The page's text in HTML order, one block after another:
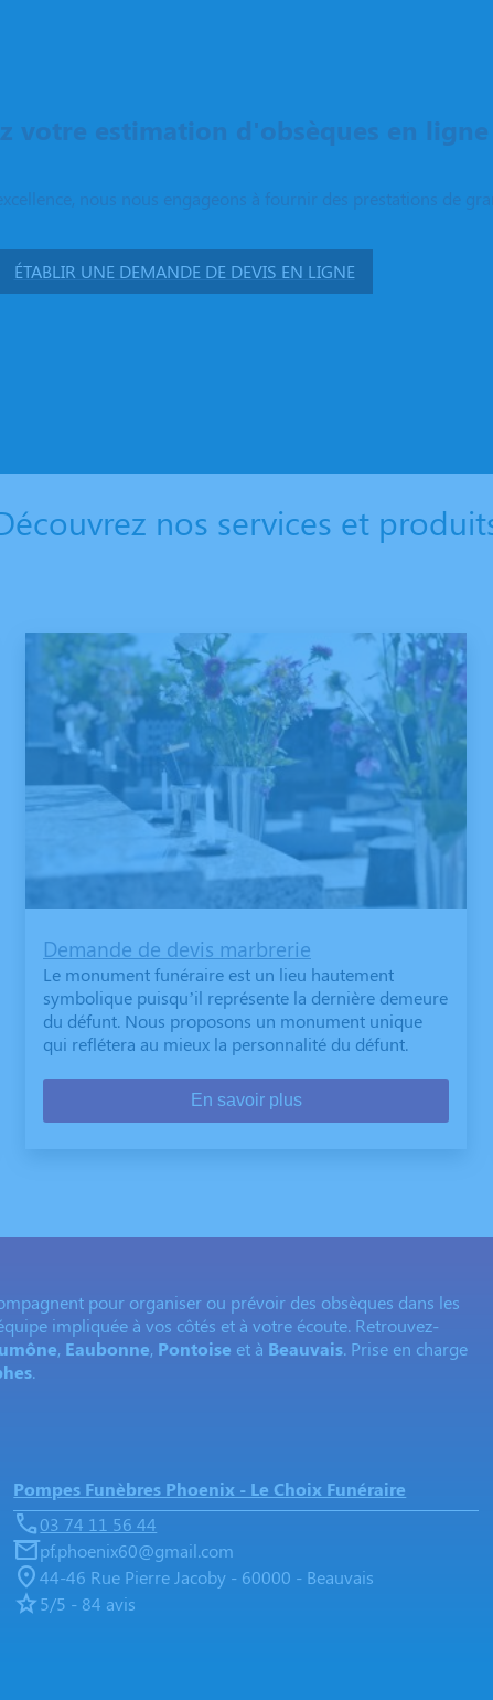
votre estimation d'obsèques en ligne
nous nous engageons à fournir des prestations de
ÉTABLIR UNE DEMANDE DE DEVIS EN LIGNE
nos services et
Demande de devis marbrerie
Le monument funéraire est un lieu hautement
symbolique puisqu’il représente la dernière demeure
du défunt. Nous proposons un monument unique
qui reflétera au mieux la personnalité du défunt.
En savoir plus
pour organiser ou prévoir des obsèques dans les
impliquée à vos côtés et à votre écoute. Retrouvez-
, Eaubonne, Pontoise et à Beauvais. Prise en charge
.
Pompes Funèbres Phoenix - Le Choix Funéraire
03 74 11 56 44
pf.phoenix60@gmail.com
44-46 Rue Pierre Jacoby - 60000 - Beauvais
5/5 - 84 avis